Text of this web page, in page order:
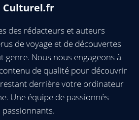
Culturel.fr
des rédacteurs et auteurs
de voyage et de découvertes
genre. Nous nous engageons à
de qualité pour découvrir
derrière votre ordinateur
Une équipe de passionnés
passionnants.